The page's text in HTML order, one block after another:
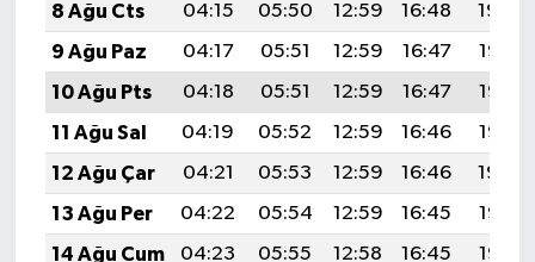
8 Ağu Cts
04:15 05:50 12:59 16:48
19:59
9 Ağu Paz
04:17 05:51 12:59 16:47
19:58
10 Ağu Pts
04:18 05:51 12:59 16:47
19:57
11 Ağu Sal
04:19 05:52 12:59 16:46
19:55
12 Ağu Çar
04:21 05:53 12:59 16:46
19:54
13 Ağu Per
04:22 05:54 12:59 16:45
19:53
14 Ağu Cum
04:23 05:55 12:58 16:45
19:52